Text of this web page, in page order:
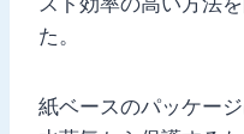
た。
紙ベースのパッケー